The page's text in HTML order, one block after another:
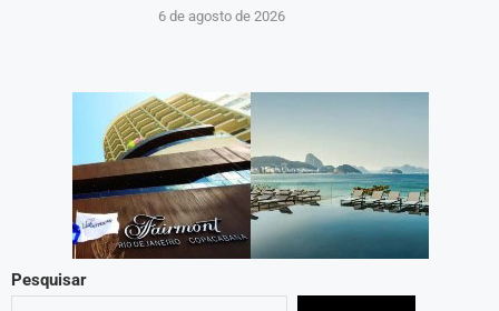
6 de agosto de 2026
Pesquisar